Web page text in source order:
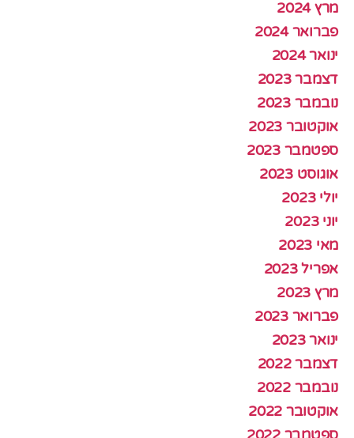
מרץ 2024
פברואר 2024
ינואר 2024
דצמבר 2023
נובמבר 2023
אוקטובר 2023
ספטמבר 2023
אוגוסט 2023
יולי 2023
יוני 2023
מאי 2023
אפריל 2023
מרץ 2023
פברואר 2023
ינואר 2023
דצמבר 2022
נובמבר 2022
אוקטובר 2022